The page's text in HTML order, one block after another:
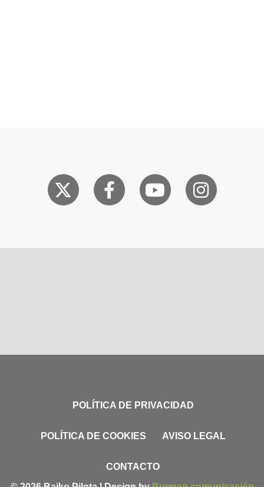
POLÍTICA DE PRIVACIDAD
POLÍTICA DE COOKIES AVISO LEGAL
CONTACTO